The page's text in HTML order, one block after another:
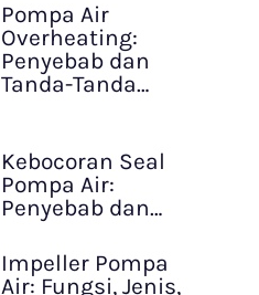
Pompa Air
Overheating:
Penyebab dan
Tanda-Tanda…
Kebocoran Seal
Pompa Air:
Penyebab dan…
Impeller Pompa
Air: Fungsi, Jenis,